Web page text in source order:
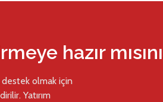
hazır
destek olmak için
Yatırım